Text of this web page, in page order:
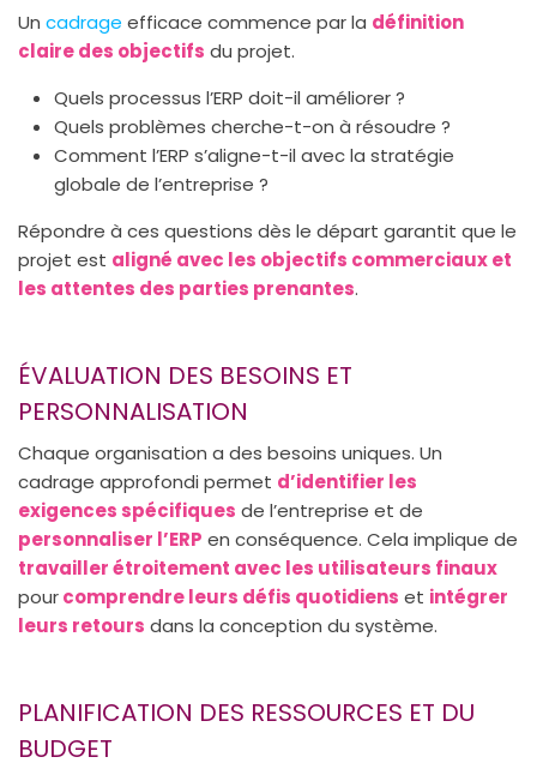
Un cadrage efficace commence par la définition
claire des objectifs du projet.
Quels processus l’ERP doit-il améliorer ?
Quels problèmes cherche-t-on à résoudre ?
Comment l’ERP s’aligne-t-il avec la stratégie
globale de l’entreprise ?
Répondre à ces questions dès le départ garantit que le
projet est aligné avec les objectifs commerciaux et
les attentes des parties prenantes.
ÉVALUATION DES BESOINS ET
PERSONNALISATION
Chaque organisation a des besoins uniques. Un
cadrage approfondi permet d’identifier les
exigences spécifiques de l’entreprise et de
personnaliser l’ERP en conséquence. Cela implique de
travailler étroitement avec les utilisateurs finaux
pourcomprendre leurs défis quotidiens et intégrer
leurs retours dans la conception du système.
PLANIFICATION DES RESSOURCES ET DU
BUDGET